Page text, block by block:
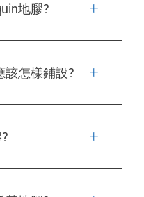
地膠?
該怎樣鋪設?